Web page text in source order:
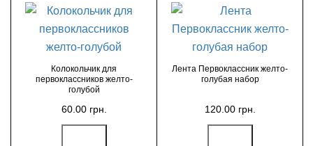
Колокольчик для
первоклассников желто-
голубой
60.00 грн.
Лента Первоклассник желто-
голубая набор
120.00 грн.